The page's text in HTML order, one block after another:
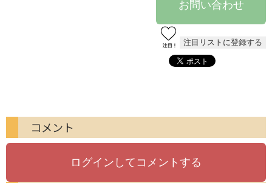
コメント